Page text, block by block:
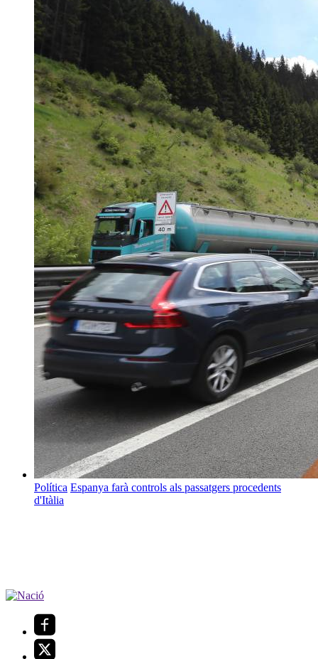
Política Espanya farà controls als passatgers procedents
d'Itàlia